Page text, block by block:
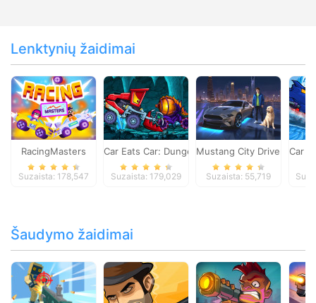
Lenktynių žaidimai
RacingMasters
Suzaista: 178,547
Car Eats Car: Dungeon Adventure
Suzaista: 179,029
Mustang City Driver
Suzaista: 55,719
Car
Šaudymo žaidimai